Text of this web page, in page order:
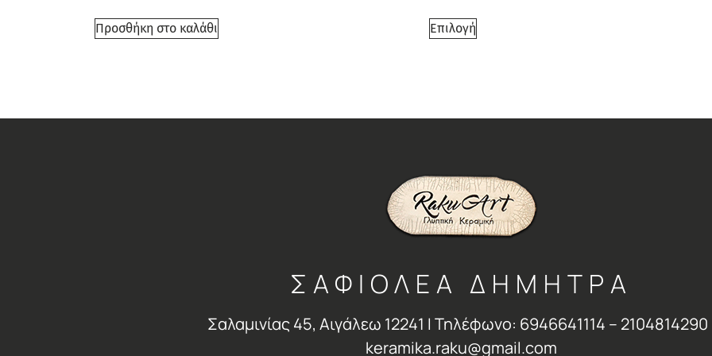
Προσθήκη στο καλάθι Επιλογή
ΣΑΦΙΟΛΕΑ ΔΗΜΗΤΡΑ
Σαλαμινίας 45, Αιγάλεω 12241 Ι Τηλέφωνο: 6946641114 – 2104814290
keramika.raku@gmail.com